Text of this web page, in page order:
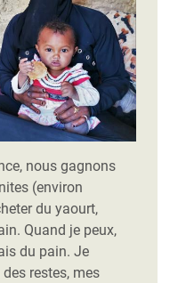
nous gagnons
(environ
du yaourt,
Quand je peux,
du pain. Je
des restes, mes